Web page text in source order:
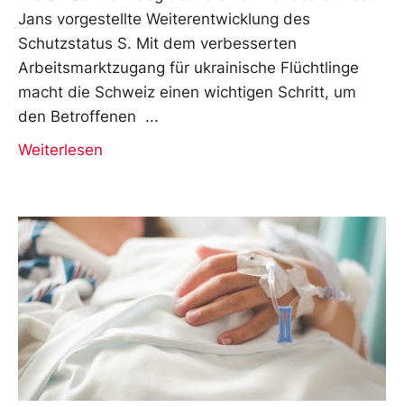
Jans vorgestellte Weiterentwicklung des
Schutzstatus S. Mit dem verbesserten
Arbeitsmarktzugang für ukrainische Flüchtlinge
macht die Schweiz einen wichtigen Schritt, um
den Betroffenen
Weiterlesen